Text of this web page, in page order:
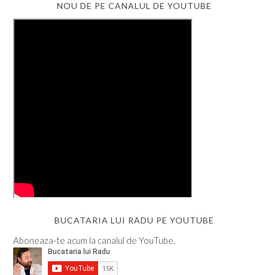
NOU DE PE CANALUL DE YOUTUBE
BUCATARIA LUI RADU PE YOUTUBE
Aboneaza-te acum la canalul de YouTube.